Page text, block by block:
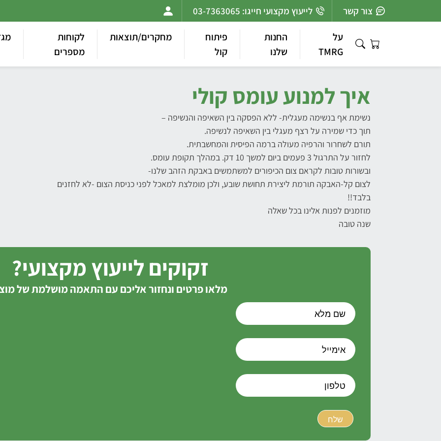
צור קשר לייעוץ מקצועי חייגו: 03-7363065
על
TMRG
החנות
שלנו
פיתוח
קול
מחקרים/תוצאות
לקוחות
מספרים
איך למנוע עומס קולי
נשימת אף בנשימה מעגלית- ללא הפסקה בין השאיפה והנשיפה –
תוך כדי שמירה על רצף מעגלי בין השאיפה לנשיפה.
תורם לשחרור והרפיה מעולה ברמה הפיסית והמחשבתית.
לחזור על התרגול 3 פעמים ביום למשך 10 דק. במהלך תקופת עומס.
ובשורות טובות לקראם צום הכיפורים למשתמשים באבקת הזהב שלנו-
לצום קל-האבקה תורמת ליצירת תחושת שובע, ולכן מומלצת למאכל לפני כניסת הצום -לא לחזנים
בלבד!!
מוזמנים לפנות אלינו בכל שאלה
שנה טובה
זקוקים לייעוץ מקצועי?
מלאו פרטים ונחזור אליכם עם התאמה מושלמת של